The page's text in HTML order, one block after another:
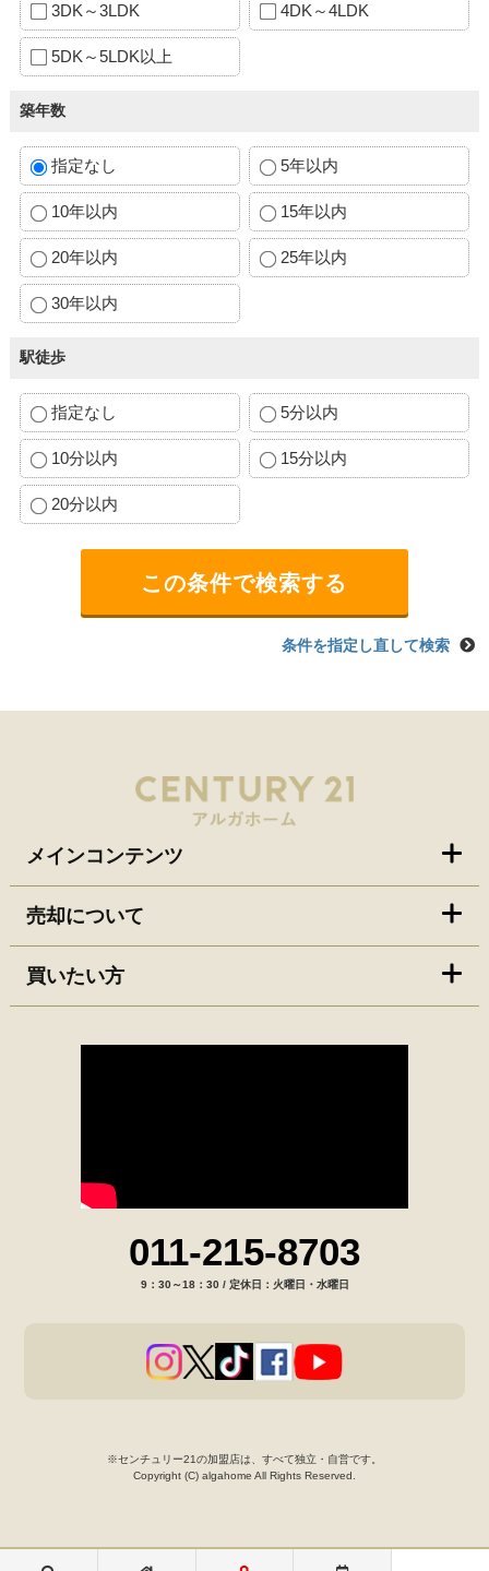
3DK～3LDK 4DK～4LDK
5DK～5LDK以上
築年数
指定なし 5年以内
10年以内 15年以内
20年以内 25年以内
30年以内
駅徒歩
指定なし 5分以内
10分以内 15分以内
20分以内
条件を指定し直して検索
メインコンテンツ
売却について
買いたい方
011-215-8703
9：30～18：30 / 定休日：火曜日・水曜日
※センチュリー21の加盟店は、すべて独立・自営です。
Copyright (C) algahome All Rights Reserved.